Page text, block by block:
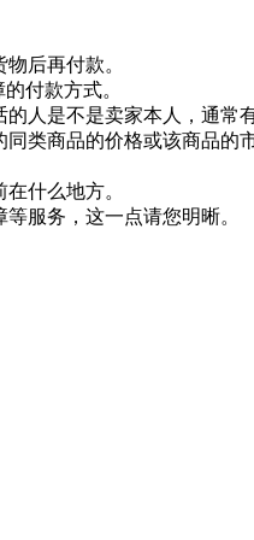
后再付款。
付款方式。
人是不是卖家本人，通常
类商品的价格或该商品
什么地方。
服务，这一点请您明晰。